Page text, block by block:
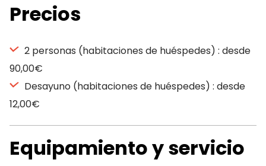
Precios
2 personas (habitaciones de huéspedes) : desde
90,00€
Desayuno (habitaciones de huéspedes) : desde
12,00€
Equipamiento y servicio